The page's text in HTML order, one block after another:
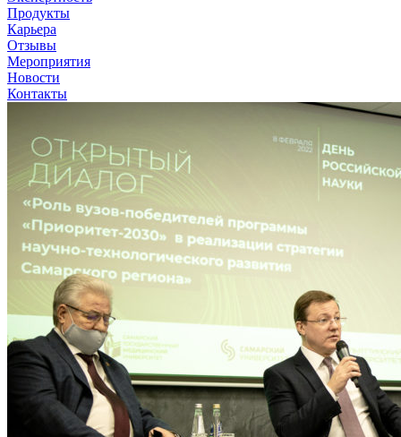
Продукты
Карьера
Отзывы
Мероприятия
Новости
Контакты